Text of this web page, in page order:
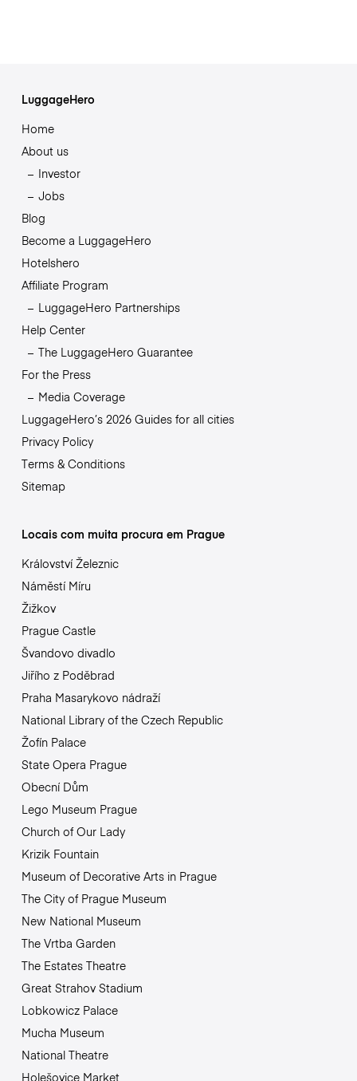
LuggageHero
Home
About us
Investor
Jobs
Blog
Become a LuggageHero
Hotelshero
Affiliate Program
LuggageHero Partnerships
Help Center
The LuggageHero Guarantee
For the Press
Media Coverage
LuggageHero’s 2026 Guides for all cities
Privacy Policy
Terms & Conditions
Sitemap
Locais com muita procura em Prague
Království Železnic
Náměstí Míru
Žižkov
Prague Castle
Švandovo divadlo
Jiřího z Poděbrad
Praha Masarykovo nádraží
National Library of the Czech Republic
Žofín Palace
State Opera Prague
Obecní Dům
Lego Museum Prague
Church of Our Lady
Krizik Fountain
Museum of Decorative Arts in Prague
The City of Prague Museum
New National Museum
The Vrtba Garden
The Estates Theatre
Great Strahov Stadium
Lobkowicz Palace
Mucha Museum
National Theatre
Holešovice Market